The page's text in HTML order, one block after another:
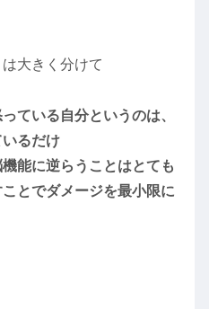
大きく分けて
ている自分というのは、
るだけ
能に逆らうことはとても
とでダメージを最小限に